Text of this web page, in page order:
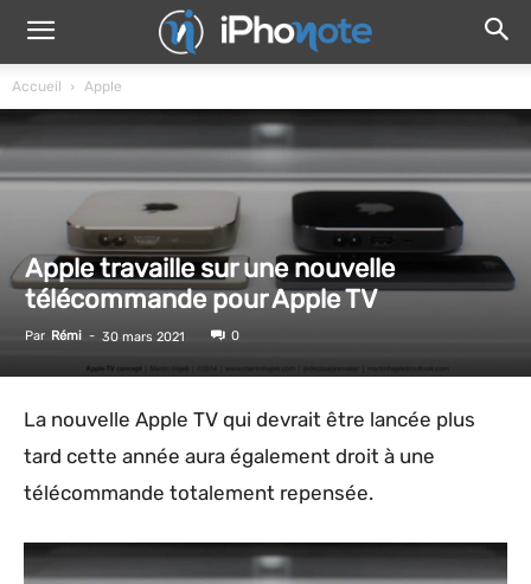
Accueil Apple
Apple travaille sur une nouvelle
télécommande pour Apple TV
Par Rémi - 30 mars 2021 0
La nouvelle Apple TV qui devrait être lancée plus
tard cette année aura également droit à une
télécommande totalement repensée.